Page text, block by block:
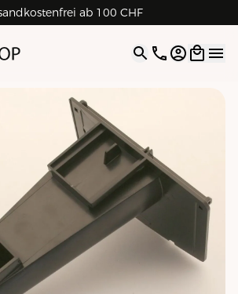
ab 100 CHF
4.9| 5.0 Google
Open